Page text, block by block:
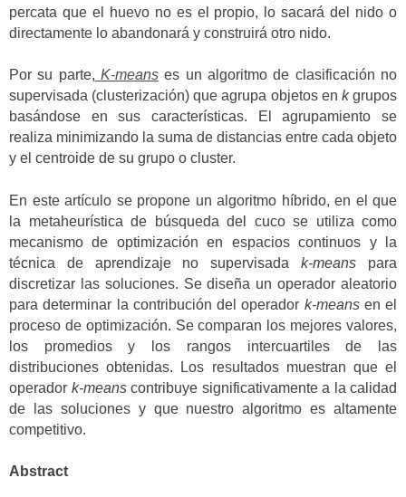
percata que el huevo no es el propio, lo sacará del nido o
directamente lo abandonará y construirá otro nido.
Por su parte, K-means es un algoritmo de clasificación no
supervisada (clusterización) que agrupa objetos en kgrupos
basándose en sus características. El agrupamiento se
realiza minimizando la suma de distancias entre cada objeto
y el centroide de su grupo o cluster.
En este artículo se propone un algoritmo híbrido, en el que
la metaheurística de búsqueda del cuco se utiliza como
mecanismo de optimización en espacios continuos y la
técnica de aprendizaje no supervisadak-means para
discretizar las soluciones. Se diseña un operador aleatorio
para determinar la contribución del operador k-meansen el
proceso de optimización. Se comparan los mejores valores,
los promedios y los rangos intercuartiles de las
distribuciones obtenidas. Los resultados muestran que el
operador k-meanscontribuye significativamente a la calidad
de las soluciones y que nuestro algoritmo es altamente
competitivo.
Abstract